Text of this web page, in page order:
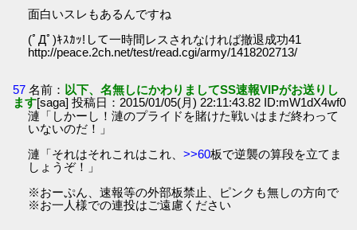
面白いスレもあるんですね
(ﾟДﾟ)ｷｽｶｯ!して一時間レスされなければ撤退成功41
http://peace.2ch.net/test/read.cgi/army/1418202713/
57 名前： 以下、名無しにかわりましてSS速報VIPがお送りし
ます[saga] 投稿日：2015/01/05(月) 22:11:43.82 ID:mW1dX4wf0
漣「しかーし！漣のプライドを賭けた戦いはまだ終わって
いないのだ！」
漣「それはそれこれはこれ、>>60板で逆襲の算段を立てま
しょうぞ！」
※おーぷん、速報等の外部板禁止、ピンクも無しの方向で
※お一人様での連投はご遠慮ください